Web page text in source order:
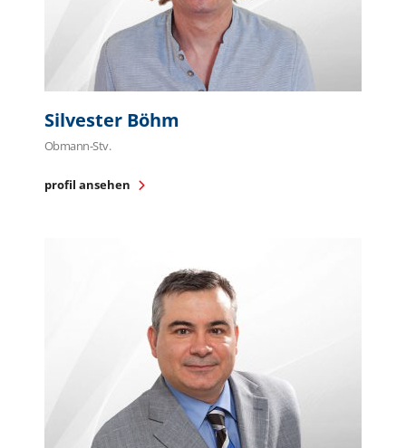
Silvester Böhm
Obmann-Stv.
profil ansehen